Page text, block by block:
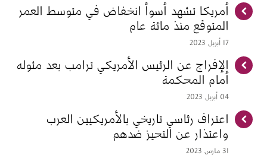
أمريكا تشهد أسوأ انخفاض في متوسط العمر
المتوقع منذ مائة عام
17 أبريل 2023
الإفراج عن الرئيس الأمريكي ترامب بعد مثوله
أمام المحكمة
04 أبريل 2023
اعتراف رئاسي تاريخي بالأمريكيين العرب
واعتذار عن التحيز ضدهم
31 مارس 2023